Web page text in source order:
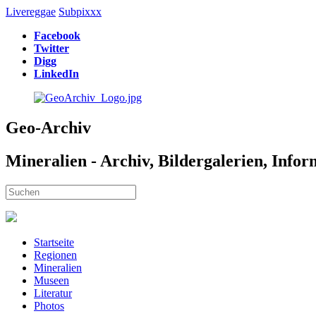
Livereggae Subpixxx
Facebook
Twitter
Digg
LinkedIn
Geo-Archiv
Mineralien - Archiv, Bildergalerien,
Startseite
Regionen
Mineralien
Museen
Literatur
Photos